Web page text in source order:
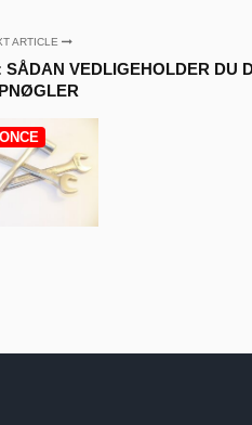
ARTICLE
SÅDAN VEDLIGEHOLDER DU